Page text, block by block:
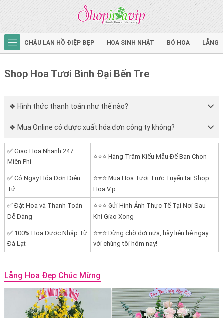
CHẬU LAN HỒ ĐIỆP ĐẸP HOA SINH NHẬT BÓ HOA LẴNG
Shop Hoa Tươi Bình Đại Bến Tre
❖ Hình thức thanh toán như thế nào?
❖ Mua Online có được xuất hóa đơn công ty không?
✅ Giao Hoa Nhanh 247
Miễn Phí
⭐⭐⭐ Hàng Trăm Kiểu Mẫu Để Bạn Chọn
✅ Có Ngay Hóa Đơn Điện
Tử
⭐⭐⭐ Mua Hoa Tươi Trực Tuyến tại Shop
Hoa Vip
✅ Đặt Hoa và Thanh Toán
Dễ Dàng
⭐⭐⭐ Gửi Hình Ảnh Thực Tế Tại Nơi Sau
Khi Giao Xong
✅ 100% Hoa Được Nhập Từ
Đà Lạt
⭐⭐⭐ Đừng chờ đợi nữa, hãy liên hệ ngay
với chúng tôi hôm nay!
Lẵng Hoa Đẹp Chúc Mừng